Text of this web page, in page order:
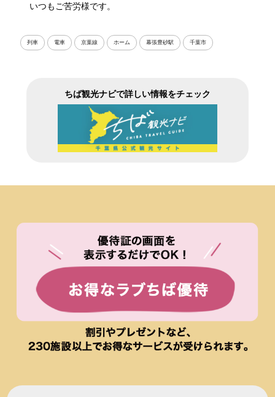
いつもご苦労様です。
列車 電車 京葉線 ホーム 幕張豊砂駅 千葉市
ちば観光ナビで詳しい情報をチェック